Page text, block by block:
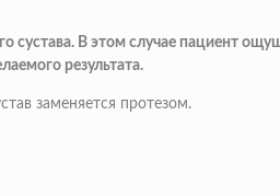
сустава. В этом случае пациент
результата.
заменяется протезом.